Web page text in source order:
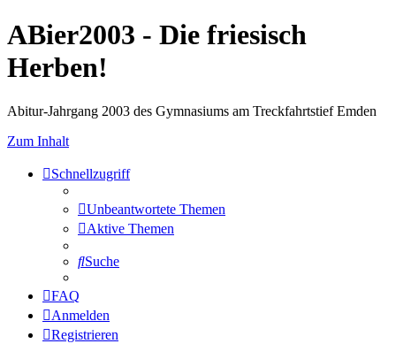
ABier2003 - Die friesisch
Herben!
Abitur-Jahrgang 2003 des Gymnasiums am Treckfahrtstief Emden
Zum Inhalt
Schnellzugriff
Unbeantwortete Themen
Aktive Themen
Suche
FAQ
Anmelden
Registrieren